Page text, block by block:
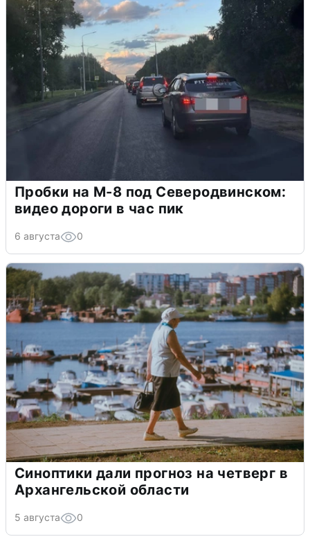
Пробки на М-8 под Северодвинском:
видео дороги в час пик
6 августа 0
Синоптики дали прогноз на четверг в
Архангельской области
5 августа 0